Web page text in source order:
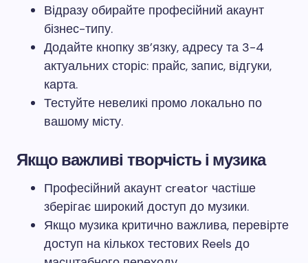
Відразу обирайте професійний акаунт
бізнес-типу.
Додайте кнопку зв’язку, адресу та 3-4
актуальних сторіс: прайс, запис, відгуки,
карта.
Тестуйте невеликі промо локально по
вашому місту.
Якщо важливі творчість і музика
Професійний акаунт creator частіше
зберігає широкий доступ до музики.
Якщо музика критично важлива, перевірте
доступ на кількох тестових Reels до